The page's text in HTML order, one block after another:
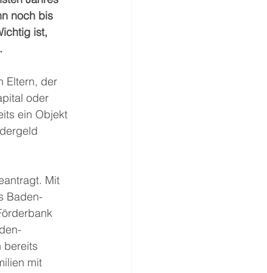
noch bis
ist,
Eltern, der
oder
ein Objekt
Mit
Baden-
bereits
mit